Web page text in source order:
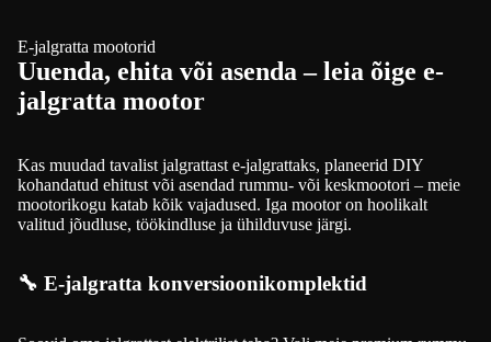
E-jalgratta mootorid
Uuenda, ehita või asenda – leia õige e-
jalgratta mootor
Kas muudad tavalist jalgrattast e-jalgrattaks, planeerid DIY
kohandatud ehitust või asendad rummu- või keskmootori – meie
mootorikogu katab kõik vajadused. Iga mootor on hoolikalt
valitud jõudluse, töökindluse ja ühilduvuse järgi.
🔧 E-jalgratta konversioonikomplektid